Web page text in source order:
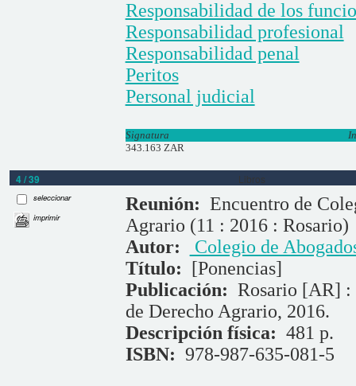
Responsabilidad de los
Responsabilidad profesional
Responsabilidad penal
Peritos
Personal judicial
Signatura
343.163 ZAR
4 / 39 Libros
seleccionar
imprimir
Reunión: Encuentro de
Agrario (11 : 2016 : Rosario)
Autor:
Colegio de
Título:
[Ponencias]
Publicación: Rosario [AR] :
de Derecho Agrario, 2016.
Descripción física: 481 p.
ISBN: 978-987-635-081-5